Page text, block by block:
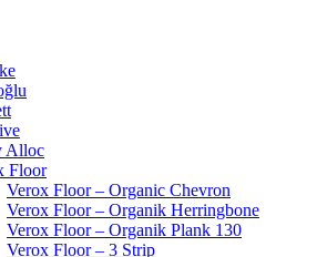
Alloc
Floor
Verox Floor – Organic Chevron
Verox Floor – Organik Herringbone
Verox Floor – Organik Plank 130
Verox Floor – 3 Strip